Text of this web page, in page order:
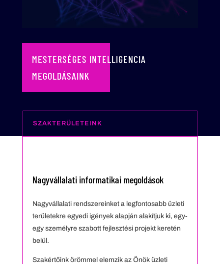
MESTERSÉGES INTELLIGENCIA
MEGOLDÁSAINK
SZAKTERÜLETEINK
Nagyvállalati informatikai megoldások
Nagyvállalati rendszereinket a legfontosabb üzleti
területekre egyedi igények alapján alakítjuk ki, egy-
egy személyre szabott fejlesztési projekt keretén
belül.
Szakértőink örömmel elemzik az Önök üzleti